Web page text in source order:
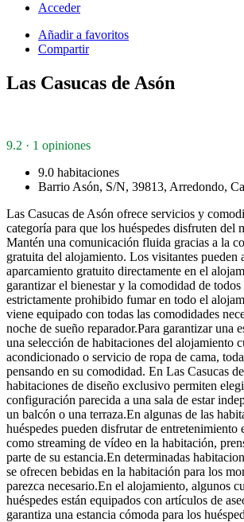
Acceder
Añadir a favoritos
Compartir
Las Casucas de Asón
9.2 · 1 opiniones
9.0 habitaciones
Barrio Asón, S/N, 39813, Arredondo,
Las Casucas de Asón ofrece servicios y
categoría para que los huéspedes disfruten del
Mantén una comunicación fluida gracias a la
gratuita del alojamiento. Los visitantes pueden
aparcamiento gratuito directamente en el
garantizar el bienestar y la comodidad de todos
estrictamente prohibido fumar en todo el
viene equipado con todas las comodidades
noche de sueño reparador.Para garantizar una
una selección de habitaciones del alojamiento
acondicionado o servicio de ropa de cama,
pensando en su comodidad. En Las Casucas
habitaciones de diseño exclusivo permiten
configuración parecida a una sala de estar
un balcón o una terraza.En algunas de las
huéspedes pueden disfrutar de entretenimiento
como streaming de vídeo en la habitación,
parte de su estancia.En determinadas
se ofrecen bebidas en la habitación para los
parezca necesario.En el alojamiento, algunos
huéspedes están equipados con artículos de
garantiza una estancia cómoda para los